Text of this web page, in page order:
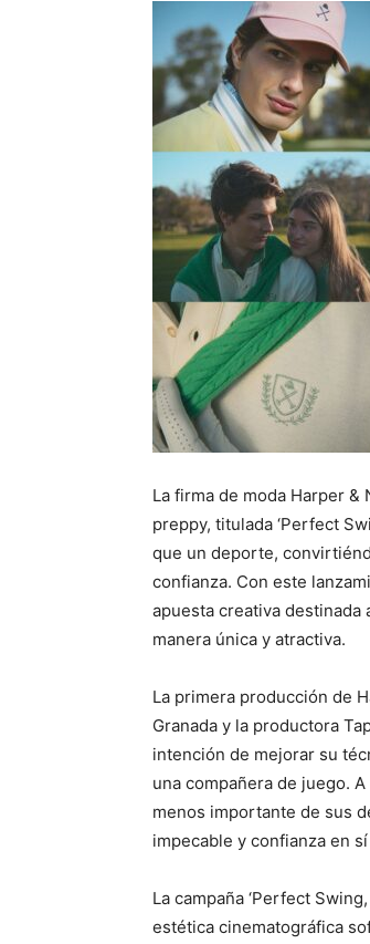
La firma de moda Harper
preppy, titulada ‘Perfect
que un deporte,
confianza. Con este
apuesta creativa
manera única y atractiva.
La primera producción de
Granada y la productora
intención de mejorar su
una compañera de juego.
menos importante de sus
impecable y confianza en
La campaña ‘Perfect
estética cinematográfica